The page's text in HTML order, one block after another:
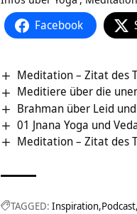
Facebook
Meditation – Zitat des
Meditiere über die
Brahman über Leid
01 Jnana Yoga und
Meditation – Zitat des
TAGGED: Inspiration Podcast